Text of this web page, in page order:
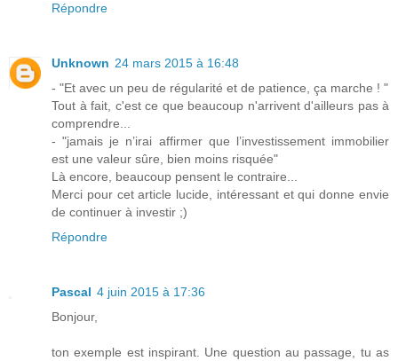
Répondre
Unknown 24 mars 2015 à 16:48
- "Et avec un peu de régularité et de patience, ça marche ! "
Tout à fait, c'est ce que beaucoup n'arrivent d'ailleurs pas à
comprendre...
- "jamais je n’irai affirmer que l’investissement immobilier
est une valeur sûre, bien moins risquée"
Là encore, beaucoup pensent le contraire...
Merci pour cet article lucide, intéressant et qui donne envie
de continuer à investir ;)
Répondre
Pascal 4 juin 2015 à 17:36
Bonjour,
ton exemple est inspirant. Une question au passage, tu as